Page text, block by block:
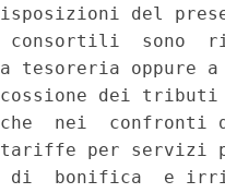
del
consortili  sono
oppure a
dei tributi
nei  confronti
per servizi
di  bonifica  e